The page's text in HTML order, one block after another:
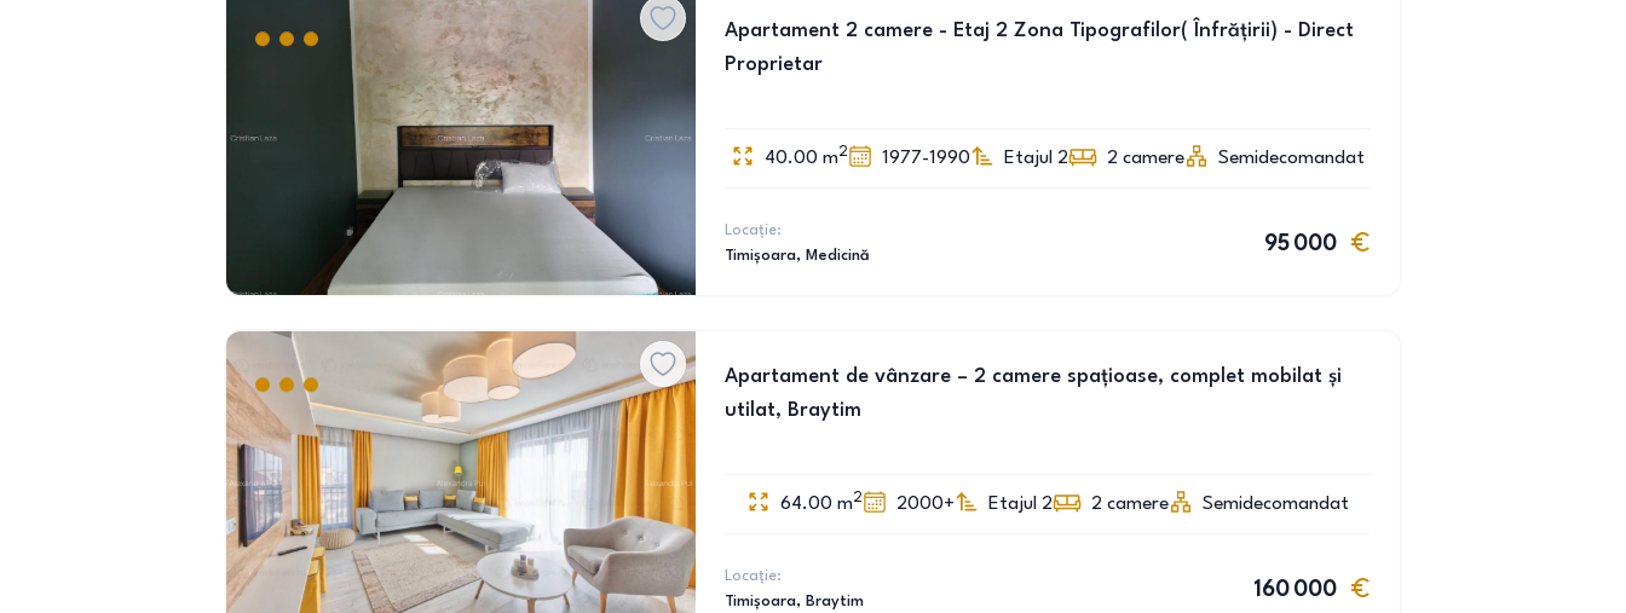
Apartament 2 camere - Etaj 2 Zona Tipografilor( Înfrățirii) - Direct
Proprietar
40.00 m2 1977-1990 Etajul 2 2 camere Semidecomandat
Locație:
Timișoara, Medicină
95 000
Apartament de vânzare – 2 camere spațioase, complet mobilat și
utilat, Braytim
64.00 m2 2000+ Etajul 2 2 camere Semidecomandat
Locație:
Timișoara, Braytim
160 000